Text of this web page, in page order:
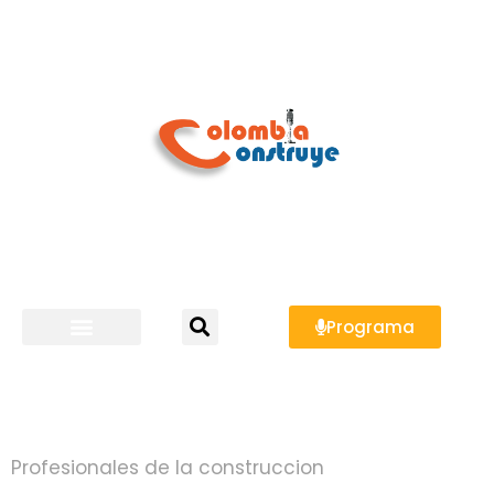
Programa
Profesionales de la construccion